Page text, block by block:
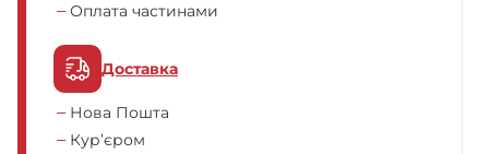
Оплата частинами
Доставка
Нова Пошта
Кур’єром